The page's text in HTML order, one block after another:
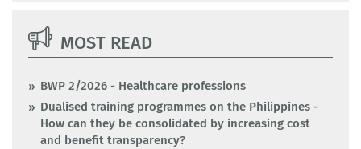
MOST READ
BWP 2/2026 - Healthcare professions
Dualised training programmes on the Philippines -
How can they be consolidated by increasing cost
and benefit transparency?